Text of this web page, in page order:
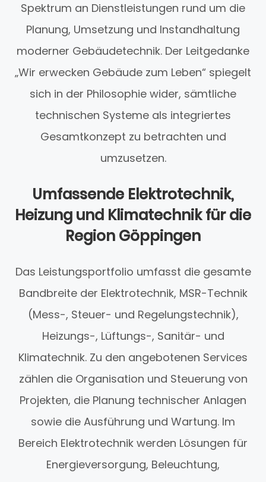
Spektrum an Dienstleistungen rund um die
Planung, Umsetzung und Instandhaltung
moderner Gebäudetechnik. Der Leitgedanke
„Wir erwecken Gebäude zum Leben“ spiegelt
sich in der Philosophie wider, sämtliche
technischen Systeme als integriertes
Gesamtkonzept zu betrachten und
umzusetzen.
Umfassende Elektrotechnik,
Heizung und Klimatechnik für die
Region Göppingen
Das Leistungsportfolio umfasst die gesamte
Bandbreite der Elektrotechnik, MSR-Technik
(Mess-, Steuer- und Regelungstechnik),
Heizungs-, Lüftungs-, Sanitär- und
Klimatechnik. Zu den angebotenen Services
zählen die Organisation und Steuerung von
Projekten, die Planung technischer Anlagen
sowie die Ausführung und Wartung. Im
Bereich Elektrotechnik werden Lösungen für
Energieversorgung, Beleuchtung,